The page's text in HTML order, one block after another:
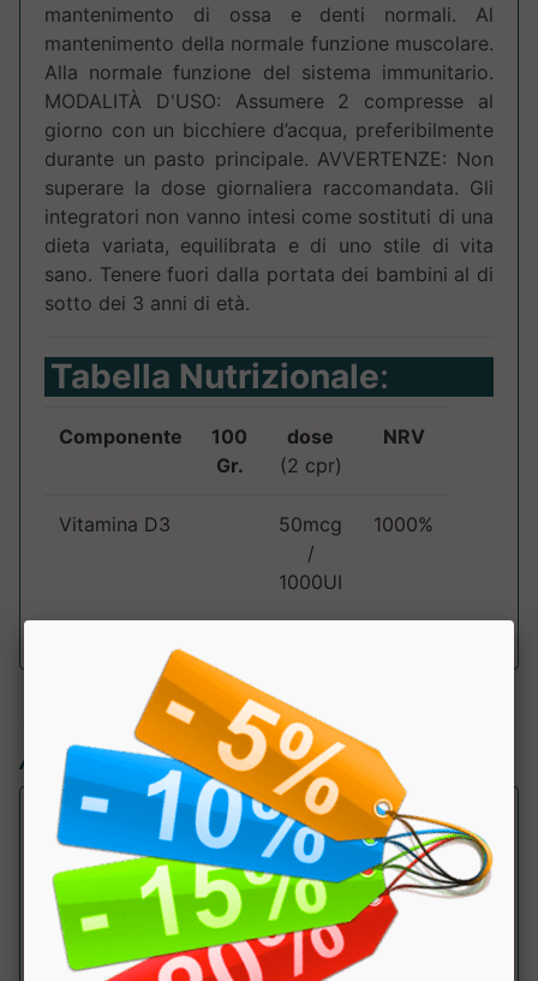
mantenimento di ossa e denti normali. Al
mantenimento della normale funzione muscolare.
Alla normale funzione del sistema immunitario.
MODALITÀ D'USO: Assumere 2 compresse al
giorno con un bicchiere d’acqua, preferibilmente
durante un pasto principale. AVVERTENZE: Non
superare la dose giornaliera raccomandata. Gli
integratori non vanno intesi come sostituti di una
dieta variata, equilibrata e di uno stile di vita
sano. Tenere fuori dalla portata dei bambini al di
sotto dei 3 anni di età.
Tabella Nutrizionale:
Componente
100
Gr.
dose
(2 cpr)
NRV
Vitamina D3
50mcg
/
1000UI
1000%
Articoli simili: